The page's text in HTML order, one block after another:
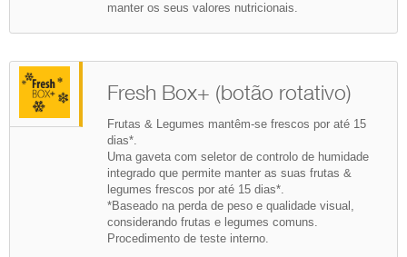
manter os seus valores nutricionais.
Fresh Box+ (botão rotativo)
Frutas & Legumes mantêm-se frescos por até 15
dias*.
Uma gaveta com seletor de controlo de humidade
integrado que permite manter as suas frutas &
legumes frescos por até 15 dias*.
*Baseado na perda de peso e qualidade visual,
considerando frutas e legumes comuns.
Procedimento de teste interno.